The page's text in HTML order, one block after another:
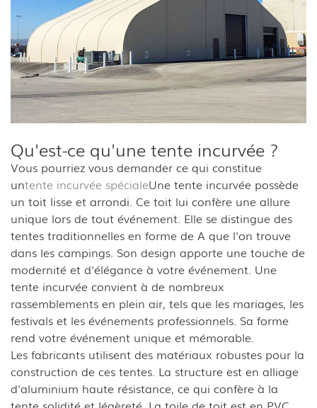
Qu'est-ce qu'une tente incurvée ?
Vous pourriez vous demander ce qui constitue
untente incurvée spécialeUne tente incurvée possède
un toit lisse et arrondi. Ce toit lui confère une allure
unique lors de tout événement. Elle se distingue des
tentes traditionnelles en forme de A que l'on trouve
dans les campings. Son design apporte une touche de
modernité et d'élégance à votre événement. Une
tente incurvée convient à de nombreux
rassemblements en plein air, tels que les mariages, les
festivals et les événements professionnels. Sa forme
rend votre événement unique et mémorable.
Les fabricants utilisent des matériaux robustes pour la
construction de ces tentes. La structure est en alliage
d'aluminium haute résistance, ce qui confère à la